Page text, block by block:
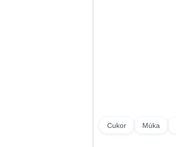
Cukor Múka